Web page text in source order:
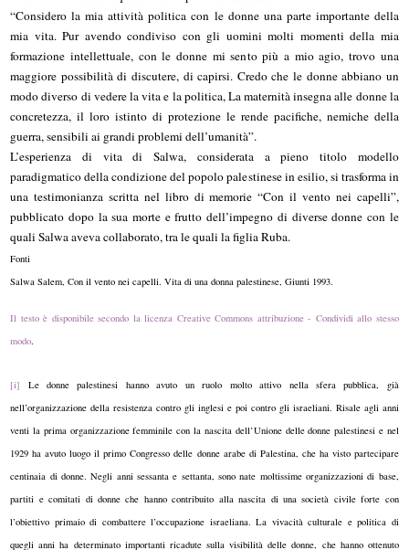
“Considero la mia attività politica con le donne una parte importante della
mia vita. Pur avendo condiviso con gli uomini molti momenti della mia
formazione intellettuale, con le donne mi sento più a mio agio, trovo una
maggiore possibilità di discutere, di capirsi. Credo che le donne abbiano un
modo diverso di vedere la vita e la politica, La maternità insegna alle donne la
concretezza, il loro istinto di protezione le rende pacifiche, nemiche della
guerra, sensibili ai grandi problemi dell’umanità”.
L’esperienza di vita di Salwa, considerata a pieno titolo modello
paradigmatico della condizione del popolo palestinese in esilio, si trasforma in
una testimonianza scritta nel libro di memorie “Con il vento nei capelli”,
pubblicato dopo la sua morte e frutto dell’impegno di diverse donne con le
quali Salwa aveva collaborato, tra le quali la figlia Ruba.
Fonti
Salwa Salem, Con il vento nei capelli. Vita di una donna palestinese, Giunti 1993.
Il testo è disponibile secondo la licenza Creative Commons attribuzione - Condividi allo stesso
modo
[i] Le donne palestinesi hanno avuto un ruolo molto attivo nella sfera pubblica, già
nell’organizzazione della resistenza contro gli inglesi e poi contro gli israeliani. Risale agli anni
venti la prima organizzazione femminile con la nascita dell’Unione delle donne palestinesi e nel
1929 ha avuto luogo il primo Congresso delle donne arabe di Palestina, che ha visto partecipare
centinaia di donne. Negli anni sessanta e settanta, sono nate moltissime organizzazioni di base,
partiti e comitati di donne che hanno contribuito alla nascita di una società civile forte con
l’obiettivo primaio di combattere l’occupazione israeliana. La vivacità culturale e politica di
quegli anni ha determinato importanti ricadute sulla visibilità delle donne, che hanno ottenuto